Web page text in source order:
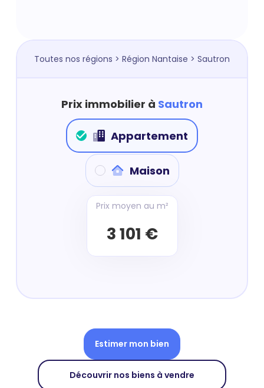
Toutes nos régions > Région Nantaise > Sautron
Prix immobilier à Sautron
Appartement
Maison
Prix moyen au m²
3 101 €
Estimer mon bien
Découvrir nos biens à vendre